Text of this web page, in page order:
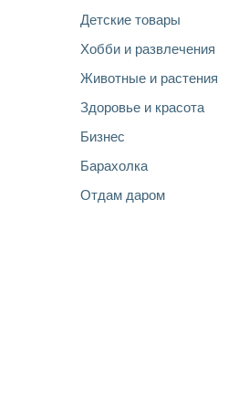
Детские товары
Хобби и развлечения
Животные и растения
Здоровье и красота
Бизнес
Барахолка
Отдам даром